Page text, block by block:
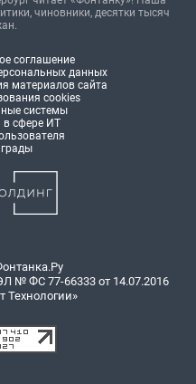
чиновники, десятки тысяч
соглашение
данных
материалов сайта
cookies
системы
в сфере ИТ
№ ФС 77-66333 от 14.07.2016
Технологии»